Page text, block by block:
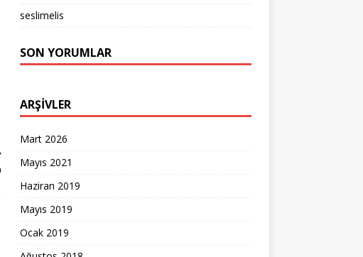
seslimelis
SON YORUMLAR
ARŞIVLER
Mart 2026
Mayıs 2021
Haziran 2019
Mayıs 2019
Ocak 2019